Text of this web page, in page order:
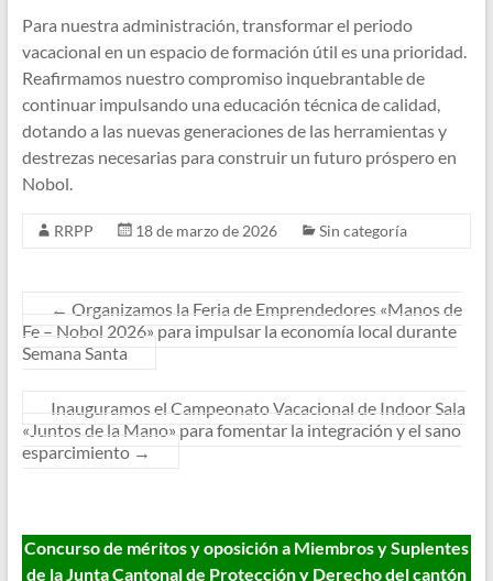
Para nuestra administración, transformar el periodo
vacacional en un espacio de formación útil es una prioridad.
Reafirmamos nuestro compromiso inquebrantable de
continuar impulsando una educación técnica de calidad,
dotando a las nuevas generaciones de las herramientas y
destrezas necesarias para construir un futuro próspero en
Nobol.
RRPP 18 de marzo de 2026 Sin categoría
← Organizamos la Feria de Emprendedores «Manos de
Fe – Nobol 2026» para impulsar la economía local durante
Semana Santa
Inauguramos el Campeonato Vacacional de Indoor Sala
«Juntos de la Mano» para fomentar la integración y el sano
esparcimiento →
Concurso de méritos y oposición a Miembros y Suplentes
de la Junta Cantonal de Protección y Derecho del cantón